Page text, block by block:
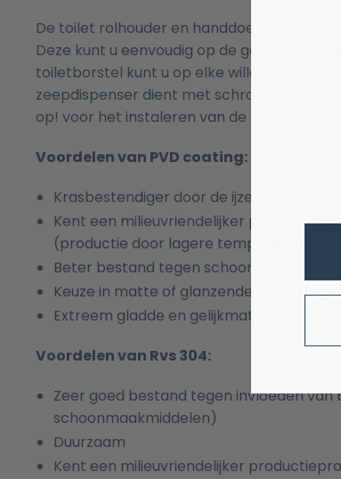
De toilet rolhouder en handdoekbeugel
Deze kunt u eenvoudig op de gewenste
toiletborstel kunt u op elke willekeurig plek
zeepdispenser dient met schroeven aan
op! voor het instaleren van de
Voordelen van PVD coating:
Krasbestendiger door de ijzersterke
Kent een milieuvriendelijker
(productie door lagere temperatuur)
Beter bestand tegen
Keuze in matte of glanzende afwerking
Extreem gladde en gelijkmatige afwerking
Voordelen van Rvs 304:
Zeer goed bestand tegen invloeden
schoonmaakmiddelen)
Duurzaam
Kent een milieuvriendelijker